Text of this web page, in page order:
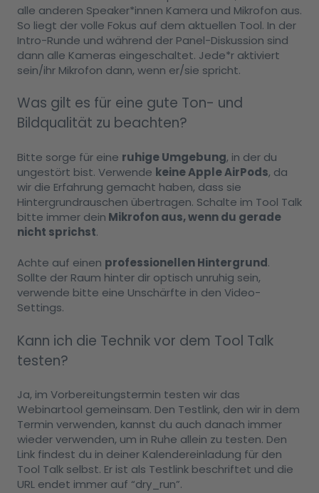
alle anderen Speaker*innen Kamera und Mikrofon aus.
So liegt der volle Fokus auf dem aktuellen Tool. In der
Intro-Runde und während der Panel-Diskussion sind
dann alle Kameras eingeschaltet. Jede*r aktiviert
sein/ihr Mikrofon dann, wenn er/sie spricht.
Was gilt es für eine gute Ton- und
Bildqualität zu beachten?
Bitte sorge für eine ruhige Umgebung, in der du
ungestört bist. Verwende keine Apple AirPods, da
wir die Erfahrung gemacht haben, dass sie
Hintergrundrauschen übertragen. Schalte im Tool Talk
bitte immer dein Mikrofon aus, wenn du gerade
nicht sprichst.
Achte auf einen professionellen Hintergrund.
Sollte der Raum hinter dir optisch unruhig sein,
verwende bitte eine Unschärfte in den Video-
Settings.
Kann ich die Technik vor dem Tool Talk
testen?
Ja, im Vorbereitungstermin testen wir das
Webinartool gemeinsam. Den Testlink, den wir in dem
Termin verwenden, kannst du auch danach immer
wieder verwenden, um in Ruhe allein zu testen. Den
Link findest du in deiner Kalendereinladung für den
Tool Talk selbst. Er ist als Testlink beschriftet und die
URL endet immer auf “dry_run”.